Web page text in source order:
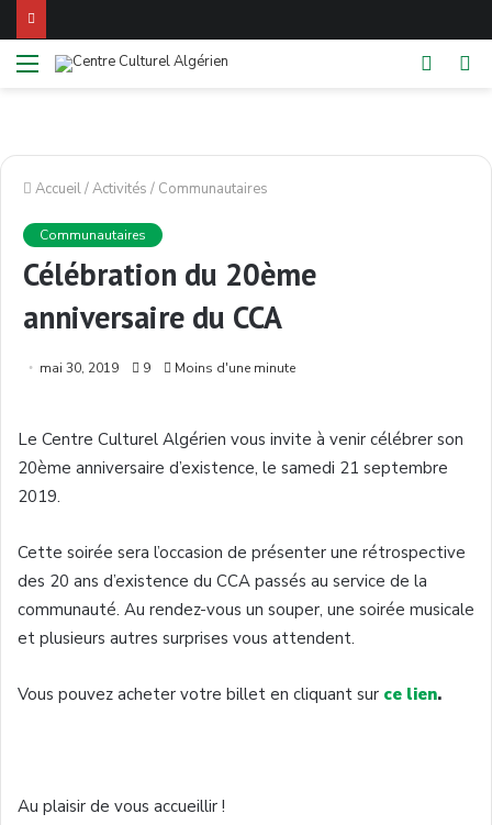
Menu
Switch
Accueil/Activités / Communautaires
Communautaires
Célébration du 20ème
anniversaire du CCA
mai 30, 2019 9 Moins d'une minute
Le Centre Culturel Algérien vous invite à venir célébrer son
20ème anniversaire d’existence, le samedi 21 septembre
2019.
Cette soirée sera l’occasion de présenter une rétrospective
des 20 ans d’existence du CCA passés au service de la
communauté. Au rendez-vous un souper, une soirée musicale
et plusieurs autres surprises vous attendent.
Vous pouvez acheter votre billet en cliquant sur ce lien.
Au plaisir de vous accueillir !